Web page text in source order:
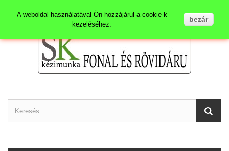
A weboldal használatával Ön hozzájárul a cookie-k
kezeléséhez.
bezár